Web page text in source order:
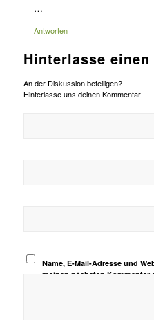
…
Antworten
Hinterlasse
An der Diskussion beteiligen?
Hinterlasse uns deinen Kommentar!
Name, E-Mail-Adresse und
meinen nächsten Kommentar